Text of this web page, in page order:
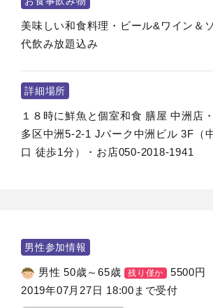
美味しい和食料理・ビール&ワイン＆
代飲み放題込み
詳細場所
１８時に鮮魚と個室和食 膳屋 中洲店
多区中洲5-2-1 Jパーク中洲ビル 3F（
口 徒歩1分）・お店050-2018-1941
男性参加情報
男性 50歳～65歳 残り僅か 5500円
2019年07月27日 18:00まで受付